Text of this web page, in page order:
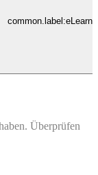
Überprüfen